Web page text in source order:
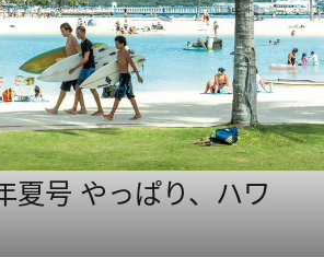
夏号 やっぱり、ハワ